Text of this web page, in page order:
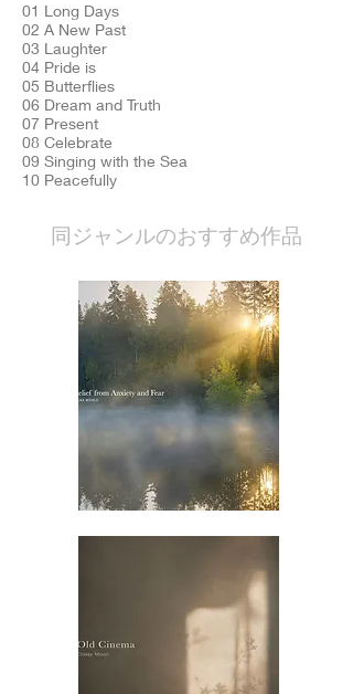
01 Long Days
02 A New Past
03 Laughter
04 Pride is
05 Butterflies
06 Dream and Truth
07 Present
08 Celebrate
09 Singing with the Sea
10 Peacefully
​同ジャンルのおすすめ作品